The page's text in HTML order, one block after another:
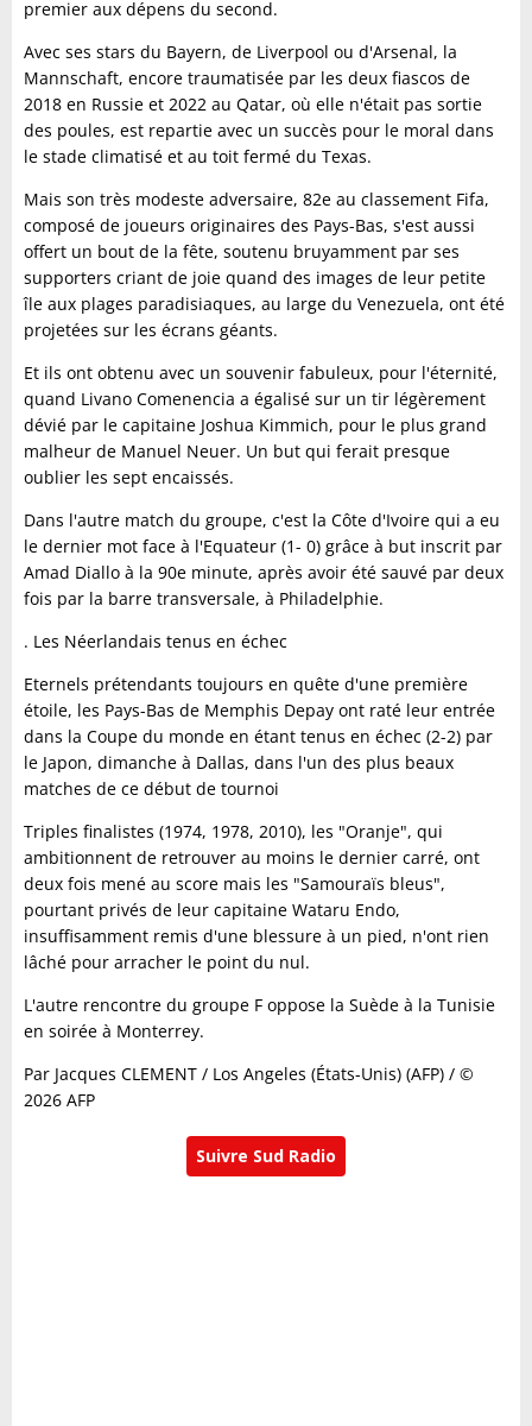
premier aux dépens du second.
Avec ses stars du Bayern, de Liverpool ou d'Arsenal, la
Mannschaft, encore traumatisée par les deux fiascos de
2018 en Russie et 2022 au Qatar, où elle n'était pas sortie
des poules, est repartie avec un succès pour le moral dans
le stade climatisé et au toit fermé du Texas.
Mais son très modeste adversaire, 82e au classement Fifa,
composé de joueurs originaires des Pays-Bas, s'est aussi
offert un bout de la fête, soutenu bruyamment par ses
supporters criant de joie quand des images de leur petite
île aux plages paradisiaques, au large du Venezuela, ont été
projetées sur les écrans géants.
Et ils ont obtenu avec un souvenir fabuleux, pour l'éternité,
quand Livano Comenencia a égalisé sur un tir légèrement
dévié par le capitaine Joshua Kimmich, pour le plus grand
malheur de Manuel Neuer. Un but qui ferait presque
oublier les sept encaissés.
Dans l'autre match du groupe, c'est la Côte d'Ivoire qui a eu
le dernier mot face à l'Equateur (1- 0) grâce à but inscrit par
Amad Diallo à la 90e minute, après avoir été sauvé par deux
fois par la barre transversale, à Philadelphie.
. Les Néerlandais tenus en échec
Eternels prétendants toujours en quête d'une première
étoile, les Pays-Bas de Memphis Depay ont raté leur entrée
dans la Coupe du monde en étant tenus en échec (2-2) par
le Japon, dimanche à Dallas, dans l'un des plus beaux
matches de ce début de tournoi
Triples finalistes (1974, 1978, 2010), les "Oranje", qui
ambitionnent de retrouver au moins le dernier carré, ont
deux fois mené au score mais les "Samouraïs bleus",
pourtant privés de leur capitaine Wataru Endo,
insuffisamment remis d'une blessure à un pied, n'ont rien
lâché pour arracher le point du nul.
L'autre rencontre du groupe F oppose la Suède à la Tunisie
en soirée à Monterrey.
Par Jacques CLEMENT / Los Angeles (États-Unis) (AFP) / ©
2026 AFP
Suivre Sud Radio